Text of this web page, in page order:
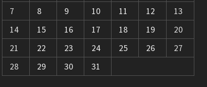
7
8 9 10 11 12
13
14
15 16 17 18 19
20
21
22 23 24 25 26
27
28
29 30 31